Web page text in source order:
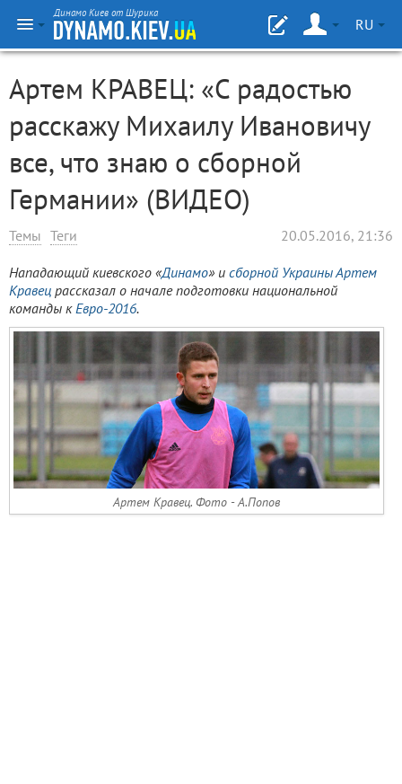
Динамо Киев от Шурика
RU
Артем КРАВЕЦ: «С радостью
расскажу Михаилу Ивановичу
все, что знаю о сборной
Германии» (ВИДЕО)
Темы Теги 20.05.2016, 21:36
Нападающий киевского «Динамо» и сборной УкраиныАртем
Кравец рассказал о начале подготовки национальной
команды кЕвро-2016.
Артем Кравец. Фото - А.Попов